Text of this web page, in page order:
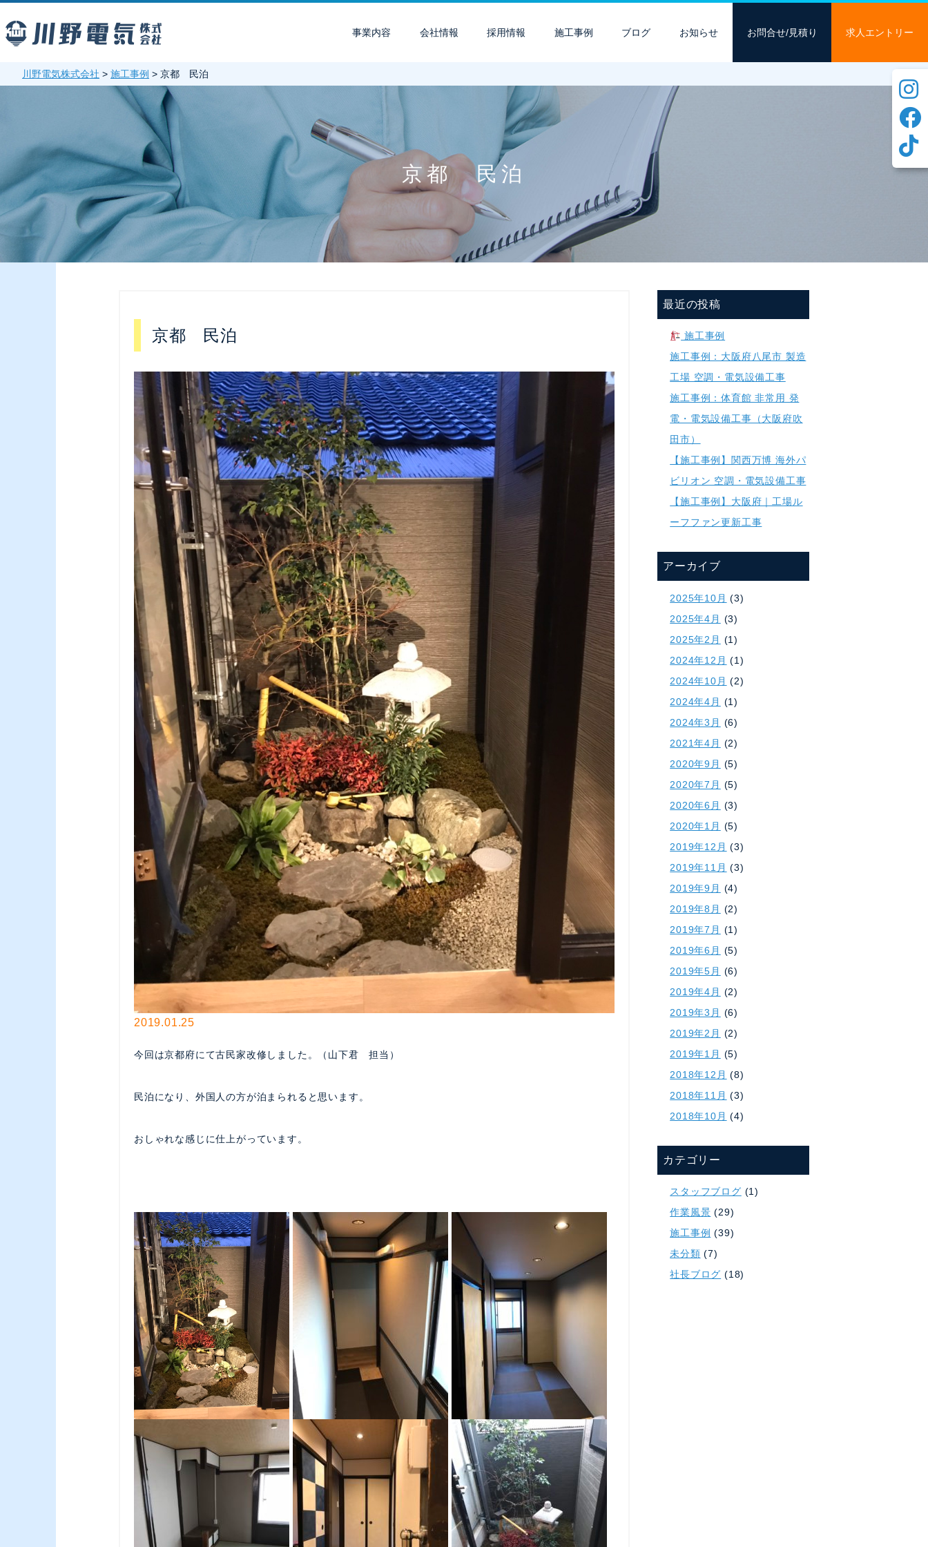
事業内容 会社情報 採用情報 施工事例 ブログ お知らせ お問合せ/見積り 求人エントリー
川野電気株式会社 > 施工事例 > 京都 民泊
京都 民泊
京都 民泊
2019.01.25
今回は京都府にて古民家改修しました。（山下君 担当）
民泊になり、外国人の方が泊まられると思います。
おしゃれな感じに仕上がっています。
最近の投稿
施工事例
施工事例：大阪府八尾市 製造
工場 空調・電気設備工事
施工事例：体育館 非常用 発
電・電気設備工事（大阪府吹
田市）
【施工事例】関西万博 海外パ
ビリオン 空調・電気設備工事
【施工事例】大阪府｜工場ル
ーフファン更新工事
アーカイブ
2025年10月 (3)
2025年4月 (3)
2025年2月 (1)
2024年12月 (1)
2024年10月 (2)
2024年4月 (1)
2024年3月 (6)
2021年4月 (2)
2020年9月 (5)
2020年7月 (5)
2020年6月 (3)
2020年1月 (5)
2019年12月 (3)
2019年11月 (3)
2019年9月 (4)
2019年8月 (2)
2019年7月 (1)
2019年6月 (5)
2019年5月 (6)
2019年4月 (2)
2019年3月 (6)
2019年2月 (2)
2019年1月 (5)
2018年12月 (8)
2018年11月 (3)
2018年10月 (4)
カテゴリー
スタッフブログ (1)
作業風景 (29)
施工事例 (39)
未分類 (7)
社長ブログ (18)